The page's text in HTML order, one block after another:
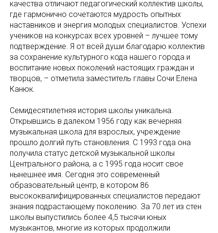
качества отличают педагогический коллектив школы,
где гармонично сочетаются мудрость опытных
наставников и энергия молодых специалистов. Успехи
учеников на конкурсах всех уровней – лучшее тому
подтверждение. Я от всей души благодарю коллектив
за сохранение культурного кода нашего города и
воспитание новых поколений настоящих граждан и
творцов, – отметила заместитель главы Сочи Елена
Канюк.
Семидесятилетняя история школы уникальна.
Открывшись в далеком 1956 году как вечерняя
музыкальная школа для взрослых, учреждение
прошло долгий путь становления. С 1993 года она
получила статус детской музыкальной школы
Центрального района, а с 1995 года носит свое
нынешнее имя. Сегодня это современный
образовательный центр, в котором 86
высококвалифицированных специалистов передают
знания подрастающему поколению. За 70 лет из стен
школы выпустились более 4,5 тысячи юных
музыкантов, многие из которых продолжили